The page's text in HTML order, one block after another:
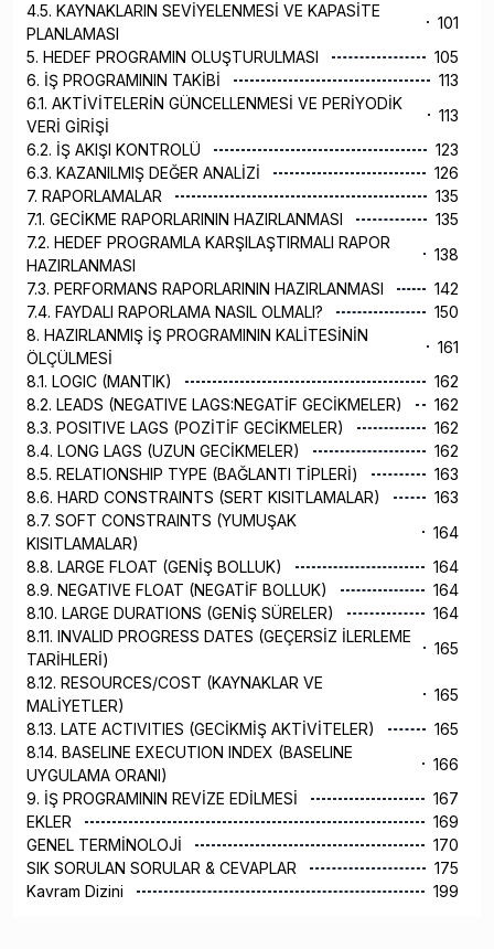
4.5. KAYNAKLARIN SEVİYELENMESİ VE KAPASİTE
PLANLAMASI
101
5. HEDEF PROGRAMIN OLUŞTURULMASI
105
6. İŞ PROGRAMININ TAKİBİ
113
6.1. AKTİVİTELERİN GÜNCELLENMESİ VE PERİYODİK
VERİ GİRİŞİ
113
6.2. İŞ AKIŞI KONTROLÜ
123
6.3. KAZANILMIŞ DEĞER ANALİZİ
126
7. RAPORLAMALAR
135
7.1. GECİKME RAPORLARININ HAZIRLANMASI
135
7.2. HEDEF PROGRAMLA KARŞILAŞTIRMALI RAPOR
HAZIRLANMASI
138
7.3. PERFORMANS RAPORLARININ HAZIRLANMASI
142
7.4. FAYDALI RAPORLAMA NASIL OLMALI?
150
8. HAZIRLANMIŞ İŞ PROGRAMININ KALİTESİNİN
ÖLÇÜLMESİ
161
8.1. LOGIC (MANTIK)
162
8.2. LEADS (NEGATIVE LAGS:NEGATİF GECİKMELER)
162
8.3. POSITIVE LAGS (POZİTİF GECİKMELER)
162
8.4. LONG LAGS (UZUN GECİKMELER)
162
8.5. RELATIONSHIP TYPE (BAĞLANTI TİPLERİ)
163
8.6. HARD CONSTRAINTS (SERT KISITLAMALAR)
163
8.7. SOFT CONSTRAINTS (YUMUŞAK
KISITLAMALAR)
164
8.8. LARGE FLOAT (GENİŞ BOLLUK)
164
8.9. NEGATIVE FLOAT (NEGATİF BOLLUK)
164
8.10. LARGE DURATIONS (GENİŞ SÜRELER)
164
8.11. INVALID PROGRESS DATES (GEÇERSİZ İLERLEME
TARİHLERİ)
165
8.12. RESOURCES/COST (KAYNAKLAR VE
MALİYETLER)
165
8.13. LATE ACTIVITIES (GECİKMİŞ AKTİVİTELER)
165
8.14. BASELINE EXECUTION INDEX (BASELINE
UYGULAMA ORANI)
166
9. İŞ PROGRAMININ REVİZE EDİLMESİ
167
EKLER
169
GENEL TERMİNOLOJİ
170
SIK SORULAN SORULAR & CEVAPLAR
175
Kavram Dizini
199